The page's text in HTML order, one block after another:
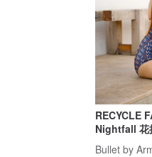
RECYCLE
Nightfall 花
Bullet by